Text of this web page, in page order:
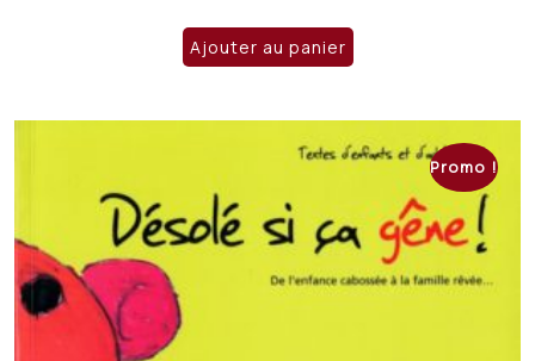
Ajouter au panier
Promo !